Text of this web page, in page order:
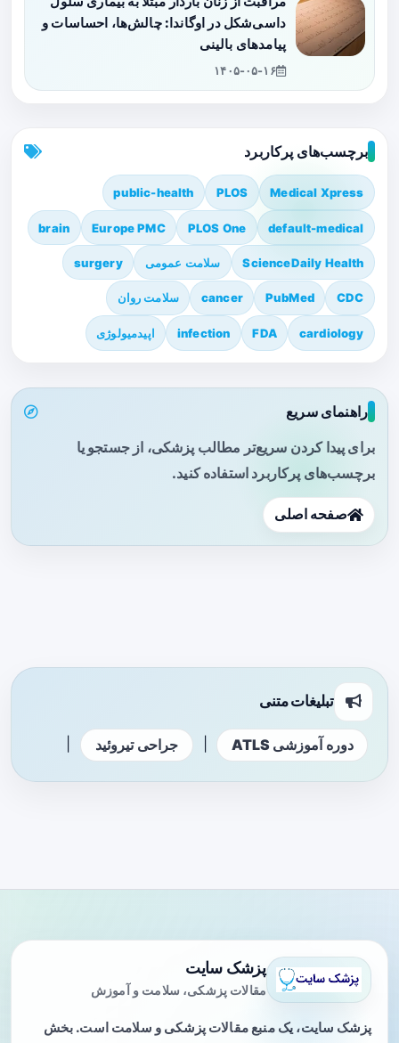
داسی‌شکل در اوگاندا: چالش‌ها، احساسات و
پیامدهای بالینی
۱۴۰۵-۰۵-۱۶
برچسب‌های پرکاربرد
Medical Xpress
PLOS
public-health
default-medical
PLOS One
Europe PMC
brain
ScienceDaily Health سلامت عمومی surgery
CDC
PubMed
cancer سلامت روان
cardiology
FDA
infection اپیدمیولوژی
راهنمای سریع
برای پیدا کردن سریع‌تر مطالب پزشکی، از جستجو یا
برچسب‌های پرکاربرد استفاده کنید.
صفحه اصلی
تبلیغات متنی
دوره آموزشی ATLS جراحی تیروئید
پزشک سایت
مقالات پزشکی، سلامت و آموزش
پزشک سایت، یک منبع مقالات پزشکی و سلامت است. بخش